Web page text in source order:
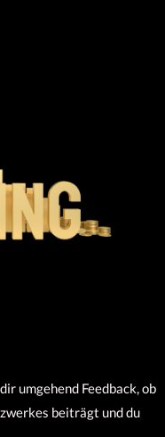
umgehend Feedback, ob
beiträgt und du